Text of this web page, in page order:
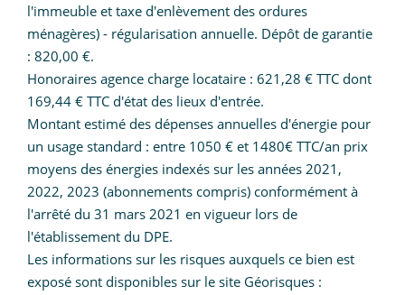
l'immeuble et taxe d'enlèvement des ordures
ménagères) - régularisation annuelle. Dépôt de garantie
: 820,00 €.
Honoraires agence charge locataire : 621,28 € TTC dont
169,44 € TTC d'état des lieux d'entrée.
Montant estimé des dépenses annuelles d'énergie pour
un usage standard : entre 1050 € et 1480€ TTC/an prix
moyens des énergies indexés sur les années 2021,
2022, 2023 (abonnements compris) conformément à
l'arrêté du 31 mars 2021 en vigueur lors de
l'établissement du DPE.
Les informations sur les risques auxquels ce bien est
exposé sont disponibles sur le site Géorisques :